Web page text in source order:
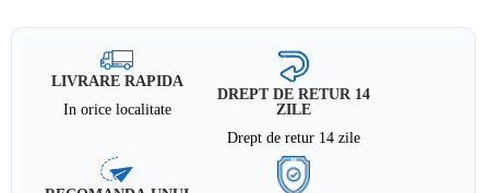
LIVRARE RAPIDA
In orice localitate
DREPT DE RETUR 14
ZILE
Drept de retur 14 zile